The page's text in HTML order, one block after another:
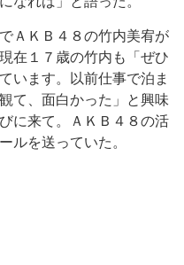
ＡＫＢ４８の竹内美宥が
在１７歳の竹内も「ぜひ
います。以前仕事で泊ま
て、面白かった」と興味
に来て。ＡＫＢ４８の活
ルを送っていた。